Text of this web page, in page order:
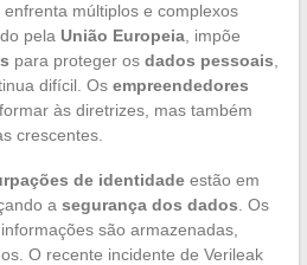
enfrenta múltiplos e complexos
pela União Europeia, impõe
para proteger os dados pessoais
difícil. Os empreendedores
às diretrizes, mas também
crescentes.
de identidadeestão em
a segurança dos dados . Os
informações são armazenadas,
O recente incidente de Verileak